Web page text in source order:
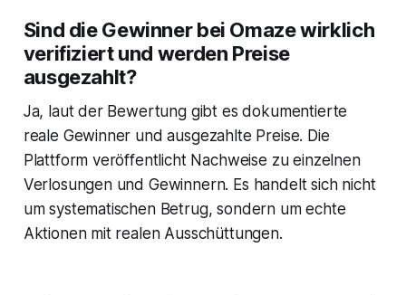
Sind die Gewinner bei Omaze wirklich
verifiziert und werden Preise
ausgezahlt?
Ja, laut der Bewertung gibt es dokumentierte
reale Gewinner und ausgezahlte Preise. Die
Plattform veröffentlicht Nachweise zu einzelnen
Verlosungen und Gewinnern. Es handelt sich nicht
um systematischen Betrug, sondern um echte
Aktionen mit realen Ausschüttungen.